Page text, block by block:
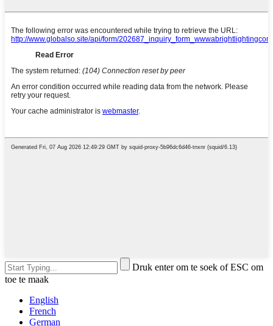
Druk enter om te soek of ESC om
toe te maak
English
French
German